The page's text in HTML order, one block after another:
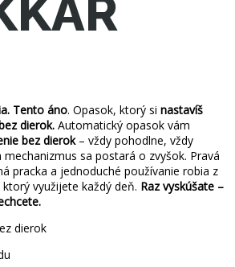
Tento áno. Opasok, ktorý si nastavíš
dierok. Automatický opasok vám
bez dierok– vždy pohodlne, vždy
mechanizmus sa postará o zvyšok. Pravá
pracka a jednoduché používanie robia z
využijete každý deň. Raz vyskúšate –
dierok